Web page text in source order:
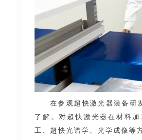
在参观超快激光器装备研
了解。对超快激光器在材料
工、超快光谱学、光学成像等